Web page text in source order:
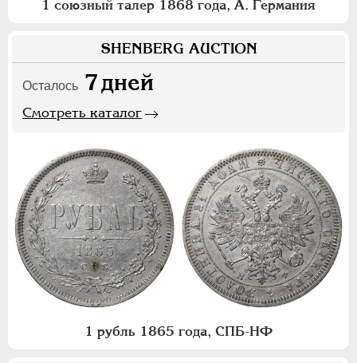
1 союзный талер 1868 года, А. Германия
SHENBERG AUCTION
Осталось 7дней
Смотреть каталог
1 рубль 1865 года, СПБ-НФ